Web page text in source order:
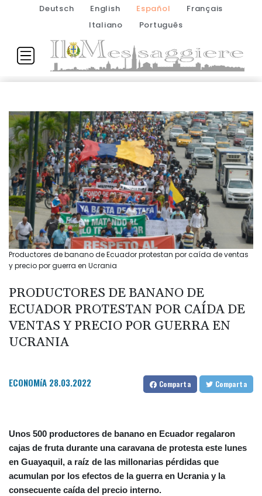
Deutsch English Español
Français
Italiano
Português
Productores de banano de Ecuador protestan por caída de ventas
y precio por guerra en Ucrania
PRODUCTORES DE BANANO DE
ECUADOR PROTESTAN POR CAÍDA DE
VENTAS Y PRECIO POR GUERRA EN
UCRANIA
ECONOMíA 28.03.2022 Comparta Comparta
Unos 500 productores de banano en Ecuador regalaron
cajas de fruta durante una caravana de protesta este lunes
en Guayaquil, a raíz de las millonarias pérdidas que
acumulan por los efectos de la guerra en Ucrania y la
consecuente caída del precio interno.